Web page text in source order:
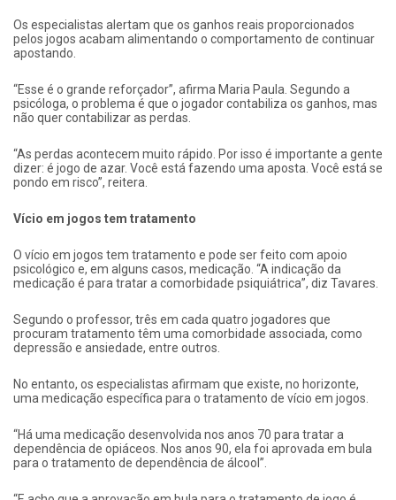
Os especialistas alertam que os ganhos reais proporcionados
pelos jogos acabam alimentando o comportamento de continuar
apostando.
“Esse é o grande reforçador”, afirma Maria Paula. Segundo a
psicóloga, o problema é que o jogador contabiliza os ganhos, mas
não quer contabilizar as perdas.
“As perdas acontecem muito rápido. Por isso é importante a gente
dizer: é jogo de azar. Você está fazendo uma aposta. Você está se
pondo em risco”, reitera.
Vício em jogos tem tratamento
O vício em jogos tem tratamento e pode ser feito com apoio
psicológico e, em alguns casos, medicação. “A indicação da
medicação é para tratar a comorbidade psiquiátrica”, diz Tavares.
Segundo o professor, três em cada quatro jogadores que
procuram tratamento têm uma comorbidade associada, como
depressão e ansiedade, entre outros.
No entanto, os especialistas afirmam que existe, no horizonte,
uma medicação específica para o tratamento de vício em jogos.
“Há uma medicação desenvolvida nos anos 70 para tratar a
dependência de opiáceos. Nos anos 90, ela foi aprovada em bula
para o tratamento de dependência de álcool”.